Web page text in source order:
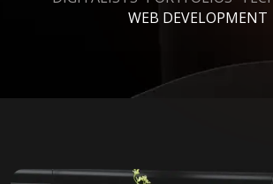
WEB DEVELOPMENT